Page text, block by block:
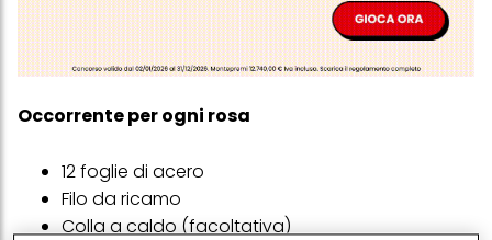
Occorrente per ogni rosa
12 foglie di acero
Filo da ricamo
Colla a caldo (facoltativa)